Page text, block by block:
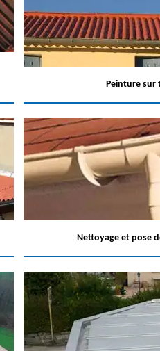
Peinture sur
Nettoyage et pose